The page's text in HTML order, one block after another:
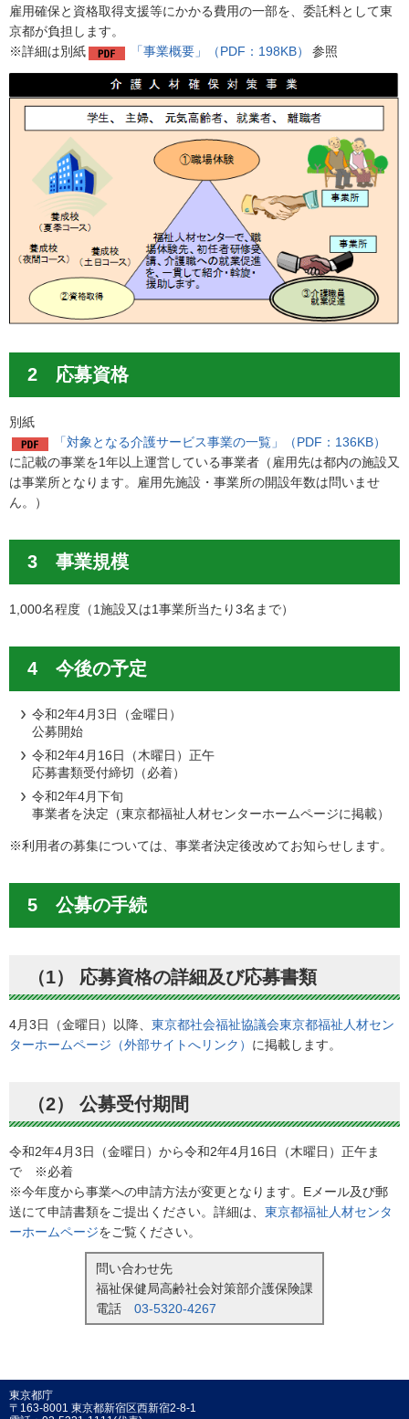
雇用確保と資格取得支援等にかかる費用の一部を、委託料として東
京都が負担します。
※詳細は別紙
「事業概要」（PDF：198KB） 参照
2 応募資格
別紙
「対象となる介護サービス事業の一覧」（PDF：136KB）
に記載の事業を1年以上運営している事業者（雇用先は都内の施設又
は事業所となります。雇用先施設・事業所の開設年数は問いませ
ん。）
3 事業規模
1,000名程度（1施設又は1事業所当たり3名まで）
4 今後の予定
令和2年4月3日（金曜日）
公募開始
令和2年4月16日（木曜日）正午
応募書類受付締切（必着）
令和2年4月下旬
事業者を決定（東京都福祉人材センターホームページに掲載）
※利用者の募集については、事業者決定後改めてお知らせします。
5 公募の手続
（1） 応募資格の詳細及び応募書類
4月3日（金曜日）以降、 東京都社会福祉協議会東京都福祉人材セン
ターホームページ（外部サイトへリンク） に掲載します。
（2） 公募受付期間
令和2年4月3日（金曜日）から令和2年4月16日（木曜日）正午ま
で ※必着
※今年度から事業への申請方法が変更となります。Eメール及び郵
送にて申請書類をご提出ください。詳細は、 東京都福祉人材センタ
ーホームページをご覧ください。
問い合わせ先
福祉保健局高齢社会対策部介護保険課
電話 03-5320-4267
東京都庁
〒163-8001 東京都新宿区西新宿2-8-1